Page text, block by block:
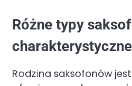
Różne typy
Rodzina saksofonów